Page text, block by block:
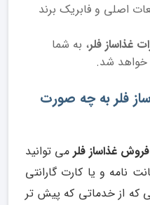
اصلی و فابریک برند
غذاساز فلر، به شما
خواهد شد.
فلر به چه صورت
غذاساز فلرمی توانید
نامه و یا کارت گارانتی
که از خدماتی که پیش تر